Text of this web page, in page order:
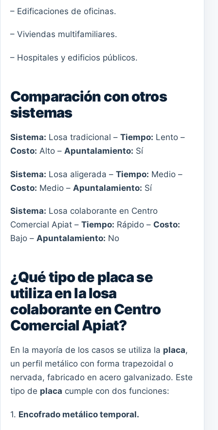
– Edificaciones de oficinas.
– Viviendas multifamiliares.
– Hospitales y edificios públicos.
Comparación con otros
sistemas
Sistema: Losa tradicional – Tiempo: Lento –
Costo: Alto – Apuntalamiento: Sí
Sistema: Losa aligerada – Tiempo: Medio –
Costo: Medio – Apuntalamiento: Sí
Sistema: Losa colaborante en Centro
Comercial Apiat – Tiempo: Rápido – Costo:
Bajo – Apuntalamiento: No
¿Qué tipo de placa se
utiliza en la losa
colaborante en Centro
Comercial Apiat?
En la mayoría de los casos se utiliza la placa,
un perfil metálico con forma trapezoidal o
nervada, fabricado en acero galvanizado. Este
tipo de placa cumple con dos funciones:
1. Encofrado metálico temporal.